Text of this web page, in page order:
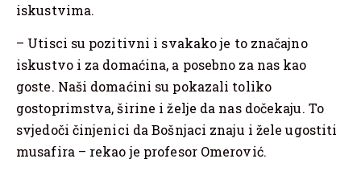
iskustvima.
– Utisci su pozitivni i svakako je to značajno
iskustvo i za domaćina, a posebno za nas kao
goste. Naši domaćini su pokazali toliko
gostoprimstva, širine i želje da nas dočekaju. To
svjedoči činjenici da Bošnjaci znaju i žele ugostiti
musafira – rekao je profesor Omerović.